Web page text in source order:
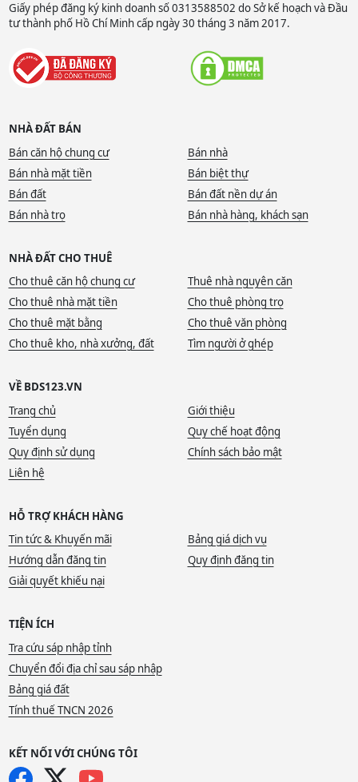
Giấy phép đăng ký kinh doanh số 0313588502 do Sở kế hoạch và Đầu
tư thành phố Hồ Chí Minh cấp ngày 30 tháng 3 năm 2017.
NHÀ ĐẤT BÁN
Bán căn hộ chung cư
Bán nhà
Bán nhà mặt tiền
Bán biệt thự
Bán đất
Bán đất nền dự án
Bán nhà trọ
Bán nhà hàng, khách sạn
NHÀ ĐẤT CHO THUÊ
Cho thuê căn hộ chung cư
Thuê nhà nguyên căn
Cho thuê nhà mặt tiền
Cho thuê phòng trọ
Cho thuê mặt bằng
Cho thuê văn phòng
Cho thuê kho, nhà xưởng, đất
Tìm người ở ghép
VỀ BDS123.VN
Trang chủ
Giới thiệu
Tuyển dụng
Quy chế hoạt động
Quy định sử dụng
Chính sách bảo mật
Liên hệ
HỖ TRỢ KHÁCH HÀNG
Tin tức & Khuyến mãi
Bảng giá dịch vụ
Hướng dẫn đăng tin
Quy định đăng tin
Giải quyết khiếu nại
TIỆN ÍCH
Tra cứu sáp nhập tỉnh
Chuyển đổi địa chỉ sau sáp nhập
Bảng giá đất
Tính thuế TNCN 2026
KẾT NỐI VỚI CHÚNG TÔI